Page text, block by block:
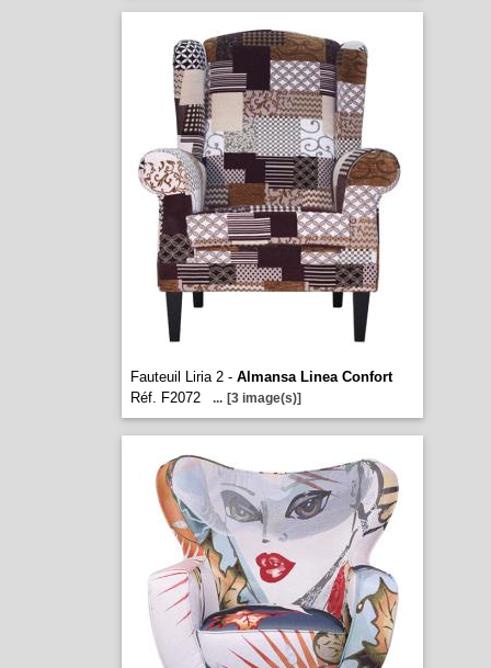
Fauteuil Liria 2 - Almansa Linea Confort
Réf. F2072
... [3 image(s)]